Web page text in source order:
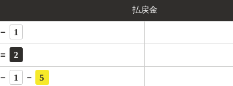
払戻金
- 1
= 2
- 1 - 5